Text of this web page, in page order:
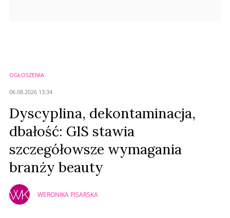
OGŁOSZENIA
06.08.2026 13:34
Dyscyplina, dekontaminacja,
dbałość: GIS stawia
szczegółowsze wymagania
branży beauty
WERONIKA PISARSKA